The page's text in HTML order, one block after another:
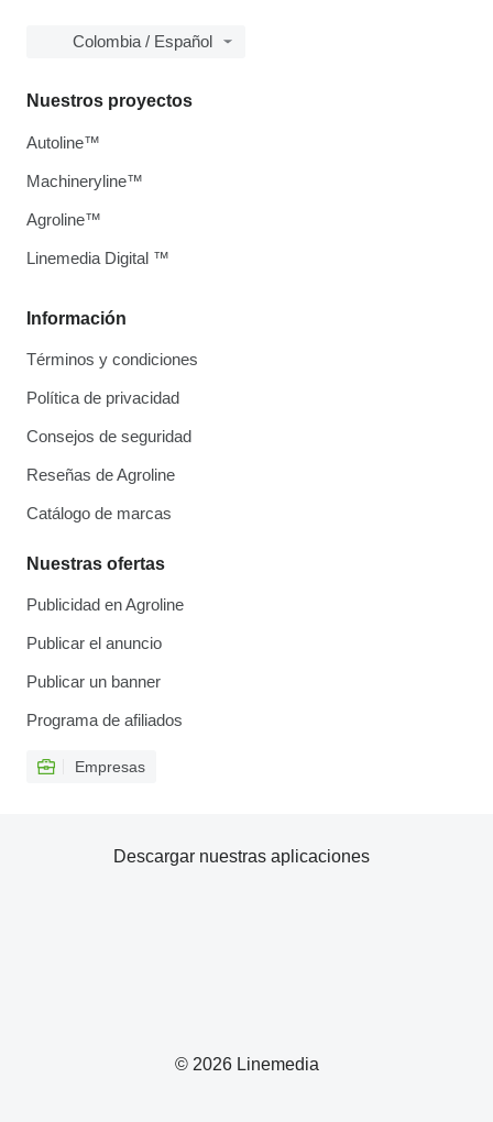
Colombia / Español
Información
Términos y condiciones
Política de privacidad
Consejos de seguridad
Reseñas de Agroline
Catálogo de marcas
Nuestras ofertas
Publicidad en Agroline
Publicar el anuncio
Publicar un banner
Programa de afiliados
Empresas
Nuestros proyectos
Autoline™
Machineryline™
Agroline™
Linemedia Digital ™
© 2026 Linemedia
Descargar nuestras aplicaciones